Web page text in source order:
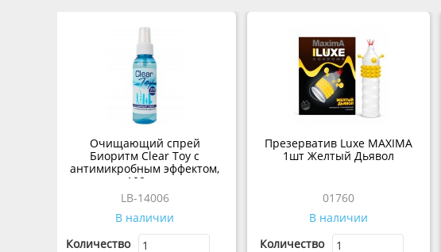
Очищающий спрей
Биоритм Clear Toy с
антимикробным эффектом,
100 мл
LB-14006
В наличии
Количество
Презерватив Luxe MAXIMA
1шт Желтый Дьявол
01760
В наличии
Количество